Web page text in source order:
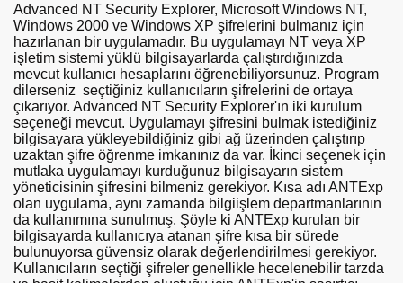
Advanced NT Security Explorer, Microsoft Windows NT,
Windows 2000 ve Windows XP şifrelerini bulmanız için
hazırlanan bir uygulamadır. Bu uygulamayı NT veya XP
işletim sistemi yüklü bilgisayarlarda çalıştırdığınızda
mevcut kullanıcı hesaplarını öğrenebiliyorsunuz. Program
dilerseniz seçtiğiniz kullanıcıların şifrelerini de ortaya
çıkarıyor. Advanced NT Security Explorer'ın iki kurulum
seçeneği mevcut. Uygulamayı şifresini bulmak istediğiniz
bilgisayara yükleyebildiğiniz gibi ağ üzerinden çalıştırıp
uzaktan şifre öğrenme imkanınız da var. İkinci seçenek için
mutlaka uygulamayı kurduğunuz bilgisayarın sistem
yöneticisinin şifresini bilmeniz gerekiyor. Kısa adı ANTExp
olan uygulama, aynı zamanda bilgiişlem departmanlarının
da kullanımına sunulmuş. Şöyle ki ANTExp kurulan bir
bilgisayarda kullanıcıya atanan şifre kısa bir sürede
bulunuyorsa güvensiz olarak değerlendirilmesi gerekiyor.
Kullanıcıların seçtiği şifreler genellikle hecelenebilir tarzda